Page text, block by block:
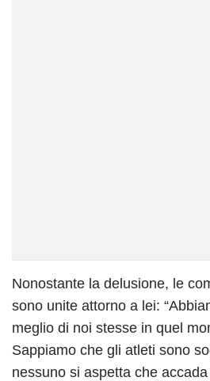
Nonostante la delusione, le
sono unite attorno a lei:
meglio di noi stesse in quel
Sappiamo che gli atleti sono
nessuno si aspetta che